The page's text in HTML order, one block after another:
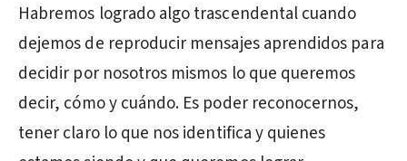
Habremos logrado algo trascendental cuando
dejemos de reproducir mensajes aprendidos para
decidir por nosotros mismos lo que queremos
decir, cómo y cuándo. Es poder reconocernos,
tener claro lo que nos identifica y quienes